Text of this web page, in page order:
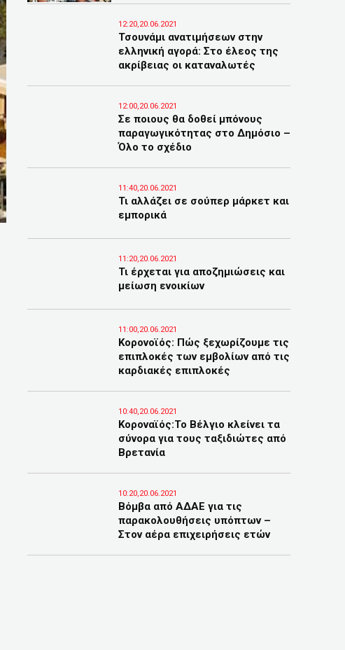
12:20,20.06.2021
Τσουνάμι ανατιμήσεων στην
ελληνική αγορά: Στο έλεος της
ακρίβειας οι καταναλωτές
12:00,20.06.2021
Σε ποιους θα δοθεί μπόνους
παραγωγικότητας στο Δημόσιο –
Όλο το σχέδιο
11:40,20.06.2021
Τι αλλάζει σε σούπερ μάρκετ και
εμπορικά
11:20,20.06.2021
Τι έρχεται για αποζημιώσεις και
μείωση ενοικίων
11:00,20.06.2021
Κορονοϊός: Πώς ξεχωρίζουμε τις
επιπλοκές των εμβολίων από τις
καρδιακές επιπλοκές
10:40,20.06.2021
Κοροναϊός:Το Βέλγιο κλείνει τα
σύνορα για τους ταξιδιώτες από
Βρετανία
10:20,20.06.2021
Βόμβα από ΑΔΑΕ για τις
παρακολουθήσεις υπόπτων –
Στον αέρα επιχειρήσεις ετών